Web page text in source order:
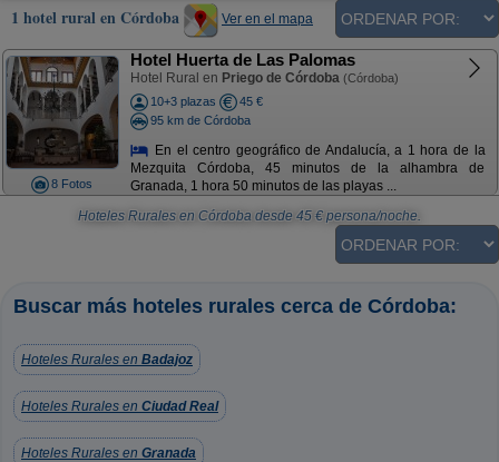
1 hotel rural en Córdoba Ver en el mapa
8 Fotos
Hotel Huerta de Las Palomas
Hotel Rural en Priego de Córdoba (Córdoba)
10+3 plazas
45 €
95 km de Córdoba
En el centro geográfico de Andalucía, a 1 hora de la
Mezquita Córdoba, 45 minutos de la alhambra de
Granada, 1 hora 50 minutos de las playas ...
Hoteles Rurales en Córdoba desde 45 € persona/noche.
Buscar más hoteles rurales cerca de Córdoba:
Hoteles Rurales en Badajoz
Hoteles Rurales en Ciudad Real
Hoteles Rurales en Granada